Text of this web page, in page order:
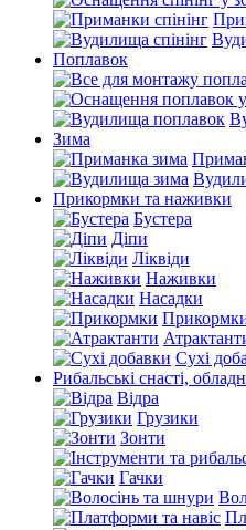
Поплавок
Зима
Прикормки та наживки
Бустера
Діпи
Ліквіди
Наживки
Насадки
Сухі
Рибальські снасті,
Відра
Грузики
Зонти
Гачки